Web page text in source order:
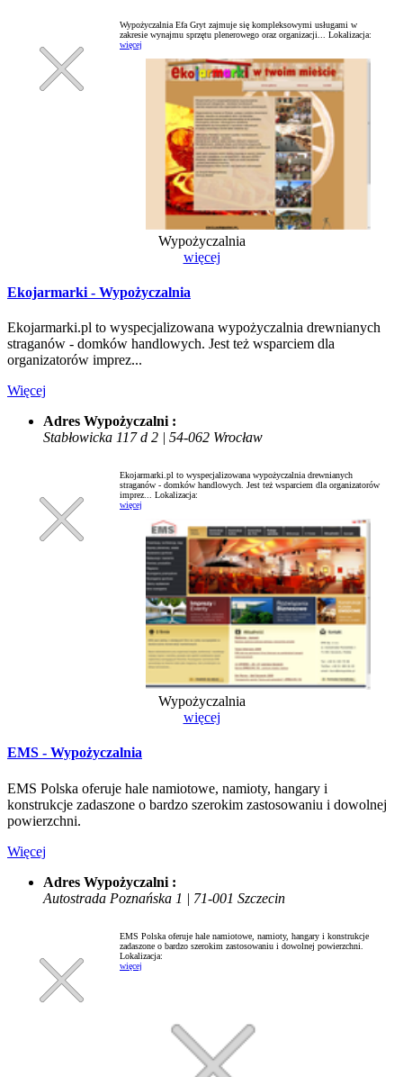
Wypożyczalnia Efa Gryt zajmuje się kompleksowymi usługami w
zakresie wynajmu sprzętu plenerowego oraz organizacji... Lokalizacja:
więcej
Wypożyczalnia
więcej
Ekojarmarki - Wypożyczalnia
Ekojarmarki.pl to wyspecjalizowana wypożyczalnia drewnianych
straganów - domków handlowych. Jest też wsparciem dla
organizatorów imprez...
Więcej
Adres Wypożyczalni :
Stabłowicka 117 d 2 | 54-062 Wrocław
Ekojarmarki.pl to wyspecjalizowana wypożyczalnia drewnianych
straganów - domków handlowych. Jest też wsparciem dla organizatorów
imprez... Lokalizacja:
więcej
Wypożyczalnia
więcej
EMS - Wypożyczalnia
EMS Polska oferuje hale namiotowe, namioty, hangary i
konstrukcje zadaszone o bardzo szerokim zastosowaniu i dowolnej
powierzchni.
Więcej
Adres Wypożyczalni :
Autostrada Poznańska 1 | 71-001 Szczecin
EMS Polska oferuje hale namiotowe, namioty, hangary i konstrukcje
zadaszone o bardzo szerokim zastosowaniu i dowolnej powierzchni.
Lokalizacja:
więcej